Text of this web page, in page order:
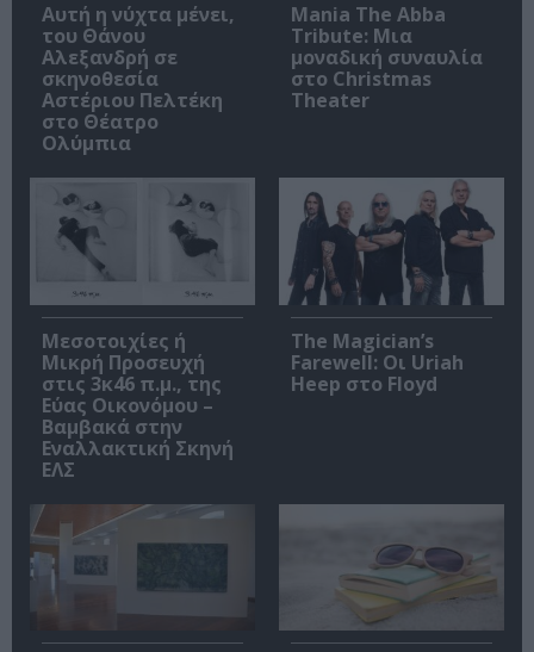
Αυτή η νύχτα μένει,
του Θάνου
Αλεξανδρή σε
σκηνοθεσία
Αστέριου Πελτέκη
στο Θέατρο
Ολύμπια
Mania The Abba
Tribute: Μια
μοναδική συναυλία
στο Christmas
Theater
Μεσοτοιχίες ή
Μικρή Προσευχή
στις 3κ46 π.μ., της
Εύας Οικονόμου –
Βαμβακά στην
Εναλλακτική Σκηνή
ΕΛΣ
The Magician’s
Farewell: Οι Uriah
Heep στο Floyd